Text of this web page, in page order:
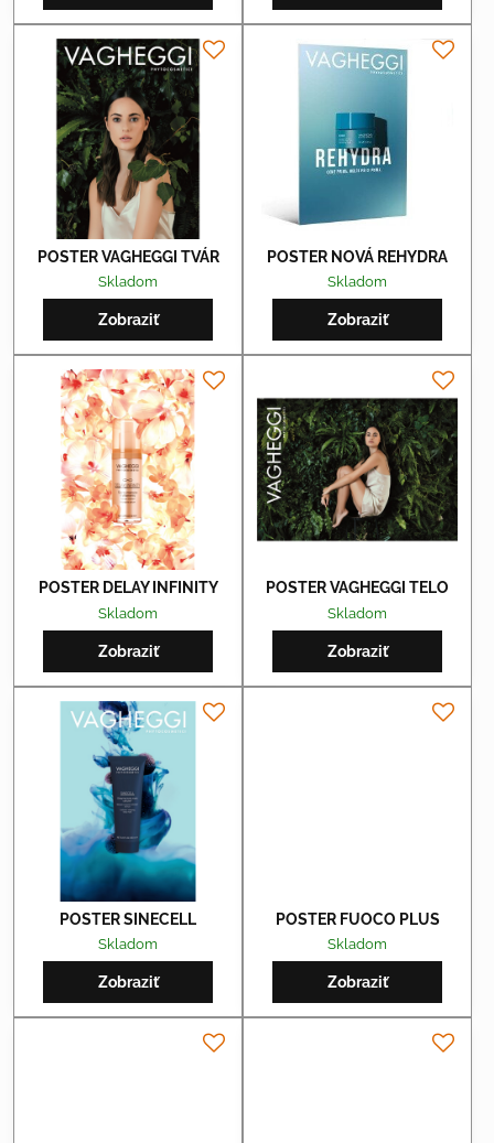
POSTER VAGHEGGI TVÁR
Skladom
Zobraziť
POSTER NOVÁ REHYDRA
Skladom
Zobraziť
POSTER DELAY INFINITY
Skladom
Zobraziť
POSTER VAGHEGGI TELO
Skladom
Zobraziť
POSTER SINECELL
Skladom
Zobraziť
POSTER FUOCO PLUS
Skladom
Zobraziť